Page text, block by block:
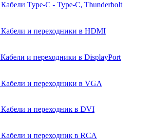
Кабели Type-C - Type-C, Thunderbolt
Кабели и переходники в HDMI
Кабели и переходники в DisplayPort
Кабели и переходники в VGA
Кабели и переходник в DVI
Кабели и переходник в RCA